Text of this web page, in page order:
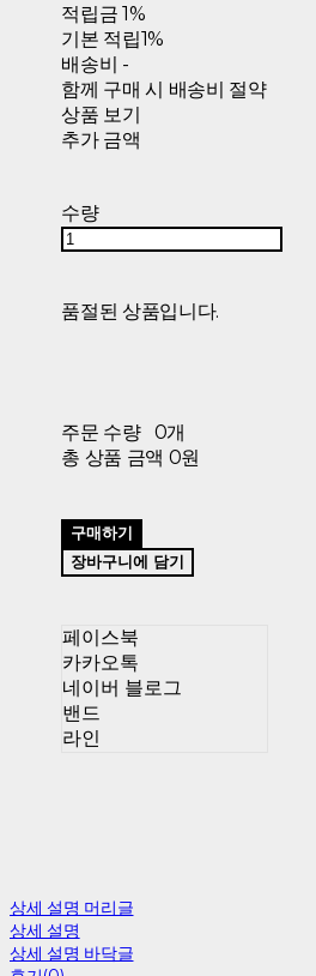
적립금 1%
기본 적립1%
배송비 -
함께 구매 시 배송비 절약
상품 보기
추가 금액
수량
품절된 상품입니다.
주문 수량
0개
총 상품 금액 0원
구매하기
장바구니에 담기
페이스북
카카오톡
네이버 블로그
밴드
라인
상세 설명 머리글
상세 설명
상세 설명 바닥글